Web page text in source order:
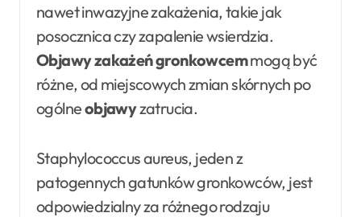
nawet inwazyjne zakażenia, takie jak
posocznica czy zapalenie wsierdzia.
Objawy zakażeń gronkowcemmogą być
różne, od miejscowych zmian skórnych po
ogólneobjawyzatrucia.
Staphylococcus aureus, jeden z
patogennych gatunków gronkowców, jest
odpowiedzialny za różnego rodzaju